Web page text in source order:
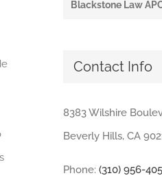
Blackstone Law
Contact Info
8383 Wilshire
Beverly Hills, CA
Phone: (310) 956-